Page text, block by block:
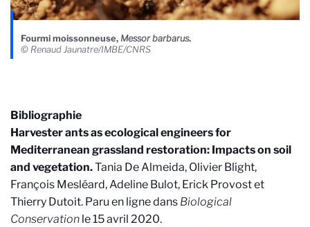
Fourmi moissonneuse, Messor barbarus.
© Renaud Jaunatre/IMBE/CNRS
Bibliographie
Harvester ants as ecological engineers for
Mediterranean grassland restoration: Impacts on soil
and vegetation.Tania De Almeida, Olivier Blight,
François Mesléard, Adeline Bulot, Erick Provost et
Thierry Dutoit. Paru en ligne dans Biological
Conservation le 15 avril 2020.